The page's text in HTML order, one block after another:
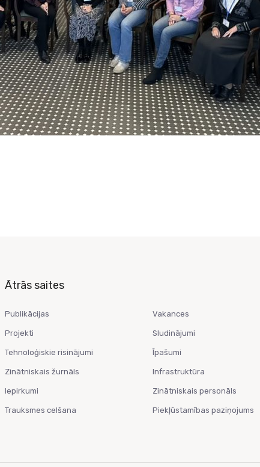
Ātrās saites
Publikācijas
Projekti
Tehnoloģiskie risinājumi
Zinātniskais žurnāls
Iepirkumi
Trauksmes celšana
Vakances
Sludinājumi
Īpašumi
Infrastruktūra
Zinātniskais personāls
Piekļūstamības paziņojums